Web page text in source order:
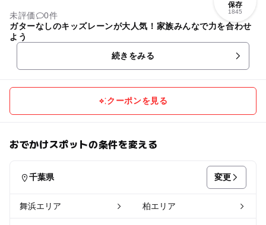
保存
1845
未評価
0件
ガターなしのキッズレーンが大人気！家族みんなで力を合わせ
よう
続きをみる
クーポンを見る
おでかけスポットの条件を変える
千葉県 変更
舞浜エリア 柏エリア